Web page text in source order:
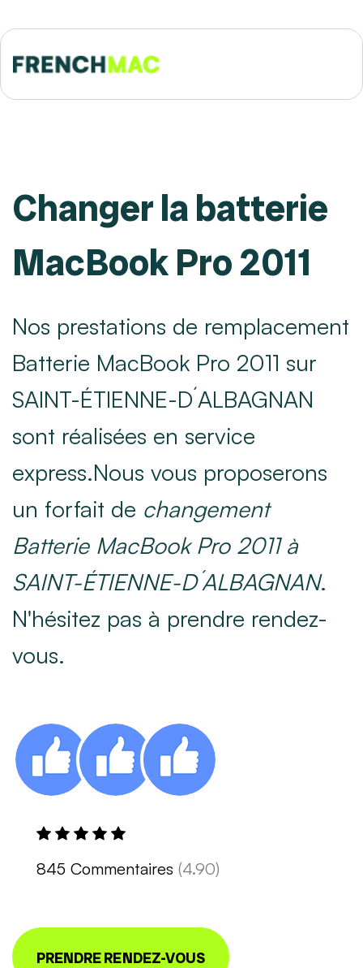
Changer la batterie
MacBook Pro 2011
Nos prestations de remplacement
Batterie MacBook Pro 2011 sur
SAINT-ÉTIENNE-D´ALBAGNAN
sont réalisées en service
express.Nous vous proposerons
un forfait de changement
Batterie MacBook Pro 2011 à
SAINT-ÉTIENNE-D´ALBAGNAN.
N'hésitez pas à prendre rendez-
vous.
845 Commentaires (4.90)
PRENDRE RENDEZ-VOUS